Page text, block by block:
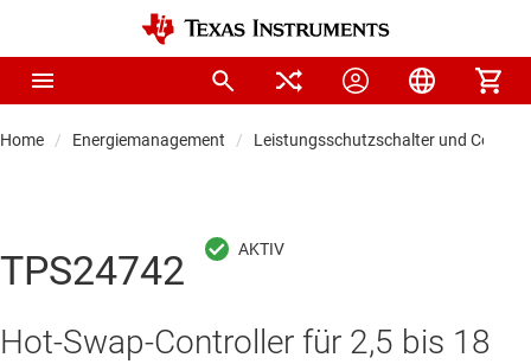
Home Energiemanagement Leistungsschutzschalter und
TPS24742
Hot-Swap-Controller für 2,5 bis 18